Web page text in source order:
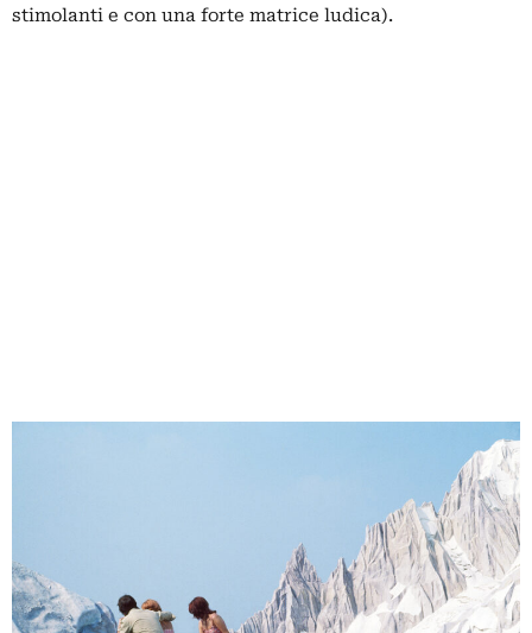
stimolanti e con una forte matrice ludica).